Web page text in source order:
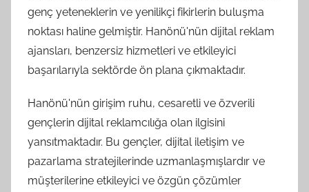
genç yeteneklerin ve yenilikçi fikirlerin buluşma
noktası haline gelmiştir. Hanönü'nün dijital reklam
ajansları, benzersiz hizmetleri ve etkileyici
başarılarıyla sektörde ön plana çıkmaktadır.
Hanönü'nün girişim ruhu, cesaretli ve özverili
gençlerin dijital reklamcılığa olan ilgisini
yansıtmaktadır. Bu gençler, dijital iletişim ve
pazarlama stratejilerinde uzmanlaşmışlardır ve
müşterilerine etkileyici ve özgün çözümler